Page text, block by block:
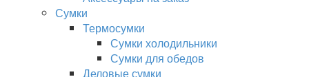
Сумки
Термосумки
Сумки холодильники
Сумки для обедов
Деловые сумки